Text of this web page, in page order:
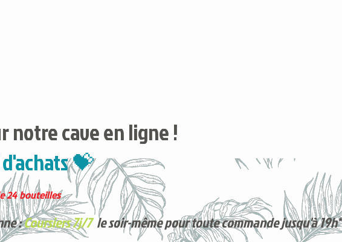
notre cave en ligne !
💝
24 bouteilles
:Coursiers 7j/7le soir-même pour toute commande jusqu'à 19h*